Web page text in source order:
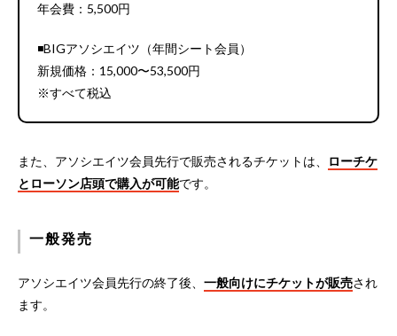
年会費：5,500円
◾️BIGアソシエイツ（年間シート会員）
新規価格：15,000〜53,500円
※すべて税込
また、アソシエイツ会員先行で販売されるチケットは、
ローチケ
とローソン店頭で購入が可能です。
一般発売
アソシエイツ会員先行の終了後、 一般向けにチケットが販売され
ます。